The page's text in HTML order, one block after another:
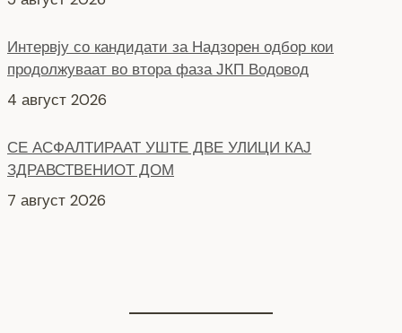
продолжуваат во втора фаза ЈКП Водовод
4 август 2026
ЗДРАВСТВEНИОТ ДОМ
7 август 2026